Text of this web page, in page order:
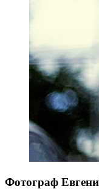
Фотограф